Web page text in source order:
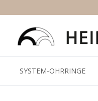
SYSTEM-OHRRINGE